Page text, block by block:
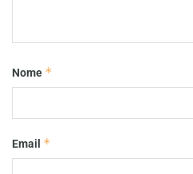
Nome *
Email *